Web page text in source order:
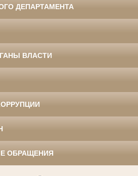
ДЕПАРТАМЕНТА
ВЛАСТИ
ОБРАЩЕНИЯ